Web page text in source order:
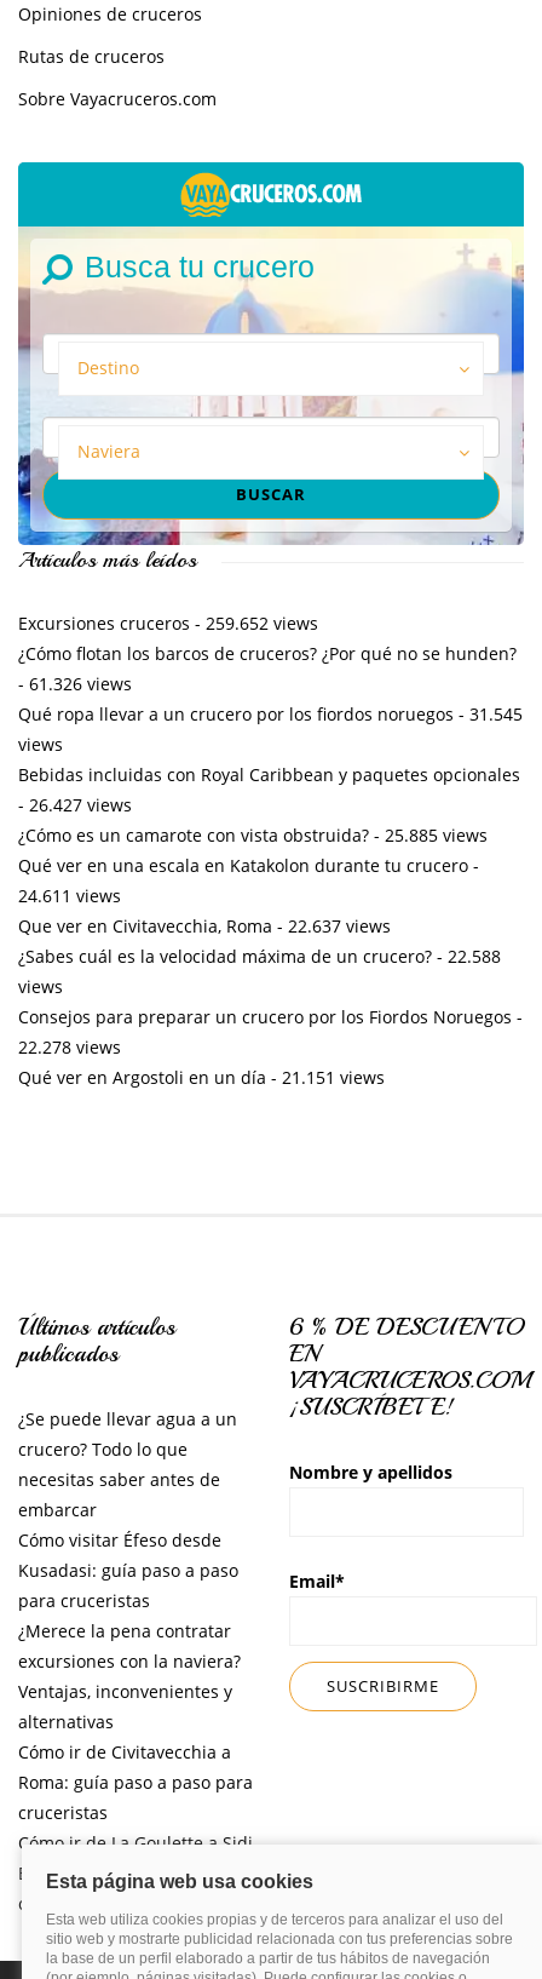
Opiniones de cruceros
Rutas de cruceros
Sobre Vayacruceros.com
Busca tu crucero
Destino
Naviera
Artículos más leídos
Excursiones cruceros - 259.652 views
¿Cómo flotan los barcos de cruceros? ¿Por qué no se hunden?
- 61.326 views
Qué ropa llevar a un crucero por los fiordos noruegos - 31.545
views
Bebidas incluidas con Royal Caribbean y paquetes opcionales
- 26.427 views
¿Cómo es un camarote con vista obstruida? - 25.885 views
Qué ver en una escala en Katakolon durante tu crucero -
24.611 views
Que ver en Civitavecchia, Roma - 22.637 views
¿Sabes cuál es la velocidad máxima de un crucero? - 22.588
views
Consejos para preparar un crucero por los Fiordos Noruegos -
22.278 views
Qué ver en Argostoli en un día - 21.151 views
Últimos artículos
publicados
¿Se puede llevar agua a un
crucero? Todo lo que
necesitas saber antes de
embarcar
Cómo visitar Éfeso desde
Kusadasi: guía paso a paso
para cruceristas
¿Merece la pena contratar
excursiones con la naviera?
Ventajas, inconvenientes y
alternativas
Cómo ir de Civitavecchia a
Roma: guía paso a paso para
cruceristas
Cómo ir de La Goulette a Sidi
Bou Said por libre desde tu
crucero
6 % DE DESCUENTO
EN
VAYACRUCEROS.COM
¡SUSCRÍBETE!
Nombre y apellidos
Email*